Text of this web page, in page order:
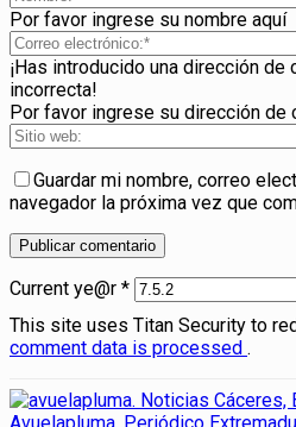
Por favor ingrese su nombre aquí
¡Has introducido una dirección
incorrecta!
Por favor ingrese su dirección de
Guardar mi nombre, correo
navegador la próxima vez que
Current ye@r *
This site uses Titan Security to
comment data is processed .